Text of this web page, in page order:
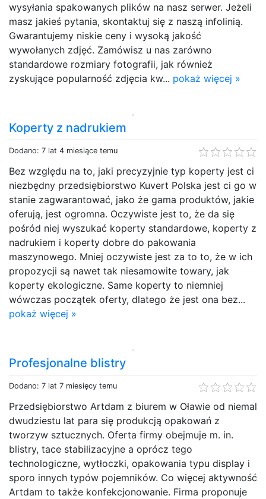
wysyłania spakowanych plików na nasz serwer. Jeżeli
masz jakieś pytania, skontaktuj się z naszą infolinią.
Gwarantujemy niskie ceny i wysoką jakość
wywołanych zdjęć. Zamówisz u nas zarówno
standardowe rozmiary fotografii, jak również
zyskujące popularność zdjęcia kw... pokaż więcej »
Koperty z nadrukiem
Dodano: 7 lat 4 miesiące temu
Bez względu na to, jaki precyzyjnie typ koperty jest ci
niezbędny przedsiębiorstwo Kuvert Polska jest ci go w
stanie zagwarantować, jako że gama produktów, jakie
oferują, jest ogromna. Oczywiste jest to, że da się
pośród niej wyszukać koperty standardowe, koperty z
nadrukiem i koperty dobre do pakowania
maszynowego. Mniej oczywiste jest za to to, że w ich
propozycji są nawet tak niesamowite towary, jak
koperty ekologiczne. Same koperty to niemniej
wówczas początek oferty, dlatego że jest ona bez...
pokaż więcej »
Profesjonalne blistry
Dodano: 7 lat 7 miesięcy temu
Przedsiębiorstwo Artdam z biurem w Oławie od niemal
dwudziestu lat para się produkcją opakowań z
tworzyw sztucznych. Oferta firmy obejmuje m. in.
blistry, tace stabilizacyjne a oprócz tego
technologiczne, wytłoczki, opakowania typu display i
sporo innych typów pojemników. Co więcej aktywność
Artdam to także konfekcjonowanie. Firma proponuje